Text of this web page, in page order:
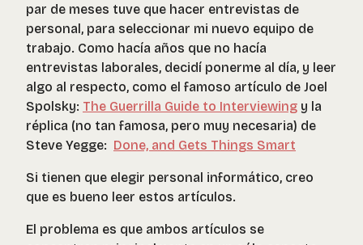
par de meses tuve que hacer entrevistas de
personal, para seleccionar mi nuevo equipo de
trabajo. Como hacía años que no hacía
entrevistas laborales, decidí ponerme al día, y leer
algo al respecto, como el famoso artículo de Joel
Spolsky: The Guerrilla Guide to Interviewing y la
réplica (no tan famosa, pero muy necesaria) de
Steve Yegge: Done, and Gets Things Smart
Si tienen que elegir personal informático, creo
que es bueno leer estos artículos.
El problema es que ambos artículos se